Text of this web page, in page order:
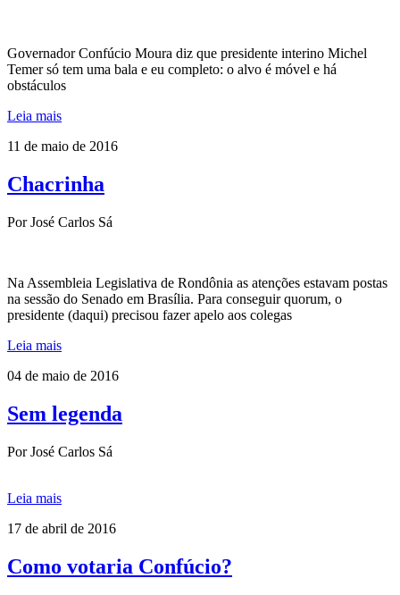
Governador Confúcio Moura diz que presidente interino Michel
Temer só tem uma bala e eu completo: o alvo é móvel e há
obstáculos
Leia mais
11 de maio de 2016
Chacrinha
Por José Carlos Sá
Na Assembleia Legislativa de Rondônia as atenções estavam postas
na sessão do Senado em Brasília. Para conseguir quorum, o
presidente (daqui) precisou fazer apelo aos colegas
Leia mais
04 de maio de 2016
Sem legenda
Por José Carlos Sá
Leia mais
17 de abril de 2016
Como votaria Confúcio?